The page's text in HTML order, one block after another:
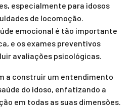
especialmente para idosos
de locomoção.
emocional é tão importante
e os exames preventivos
avaliações psicológicas.
a construir um entendimento
do idoso, enfatizando a
em todas as suas dimensões.